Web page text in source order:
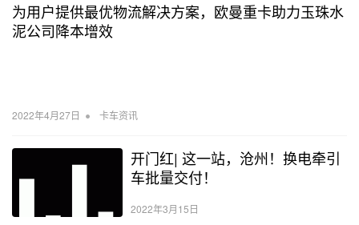
为用户提供最优物流解决方案，欧曼重卡助力玉珠水
泥公司降本增效
2022年4月27日 • 卡车资讯
开门红| 这一站，沧州！换电牵引
车批量交付！
2022年3月15日